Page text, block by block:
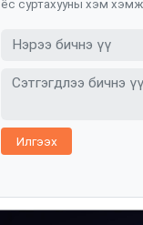
ёс суртахууны хэм
Илгээх